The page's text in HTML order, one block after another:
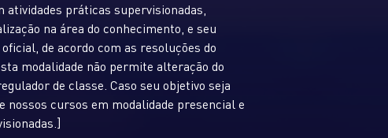
práticas supervisionadas,
na área do conhecimento, e seu
de acordo com as resoluções do
modalidade não permite alteração do
de classe. Caso seu objetivo seja
cursos em modalidade presencial e